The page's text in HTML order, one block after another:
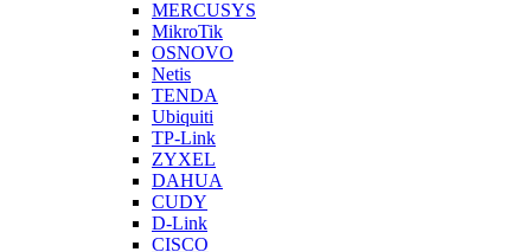
MERCUSYS
MikroTik
OSNOVO
Netis
TENDA
Ubiquiti
TP-Link
ZYXEL
DAHUA
CUDY
D-Link
CISCO